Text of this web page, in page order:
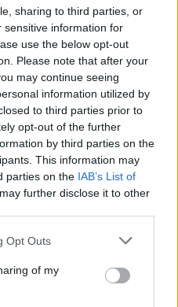
sharing to third parties, or
sensitive information for
use the below opt-out
Please note that after your
may continue seeing
information utilized by
to third parties prior to
opt-out of the further
by third parties on the
This information may
parties on the IAB’s List of
further disclose it to other
Opt Outs
of my